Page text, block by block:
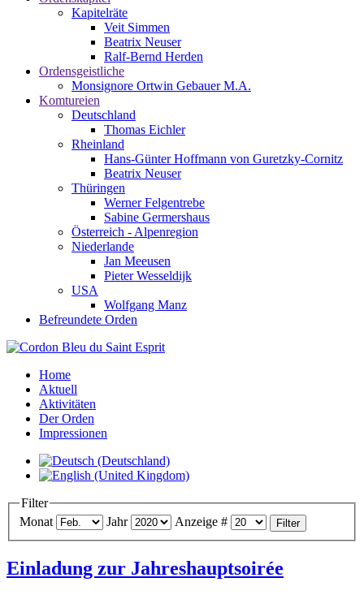
Kapitelräte
Veit Simmen
Beatrix Neuser
Ralf-Bernd Herden
Ordensgeistliche
Monsignore Ortwin Gebauer M.A.
Komtureien
Deutschland
Thomas Eichler
Rheinland
Hans-Günter Hoffmann von Guretzky-Cornitz
Beatrix Neuser
Thüringen
Werner Felgentrebe
Sabine Germershaus
Österreich - Alpenregion
Niederlande
Jan Meeusen
Pieter Wesseldijk
USA
Wolfgang Manz
Befreundete Orden
Home
Aktuell
Aktivitäten
Der Orden
Impressionen
Filter
Monat
Jahr Anzeige # Filter
Einladung zur Jahreshauptsoirée